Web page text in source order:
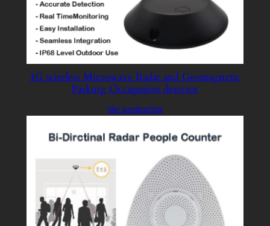
4G wireless Microwave Radar and Geomagnetic
Parking Occupation detector
Ver productos